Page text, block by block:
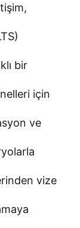
bir
için
ve
vize